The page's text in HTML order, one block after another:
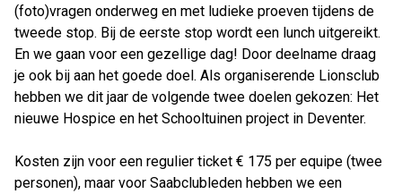
(foto)vragen onderweg en met ludieke proeven tijdens de
tweede stop. Bij de eerste stop wordt een lunch uitgereikt.
En we gaan voor een gezellige dag! Door deelname draag
je ook bij aan het goede doel. Als organiserende Lionsclub
hebben we dit jaar de volgende twee doelen gekozen: Het
nieuwe Hospice en het Schooltuinen project in Deventer.
Kosten zijn voor een regulier ticket € 175 per equipe (twee
personen), maar voor Saabclubleden hebben we een